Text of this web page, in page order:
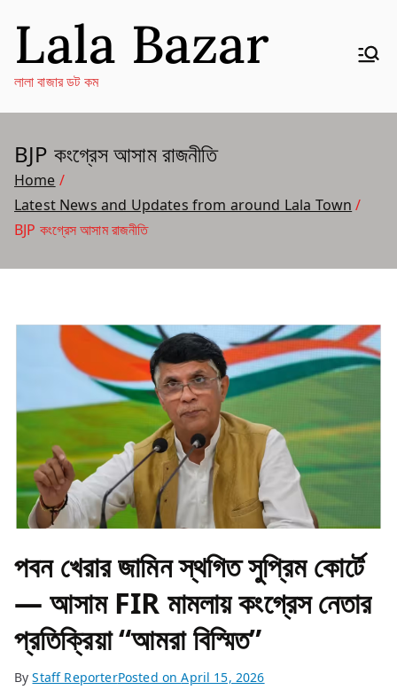
content
Lala Bazar
লালা বাজার ডট কম
BJP কংগ্রেস আসাম রাজনীতি
Home
Latest News and Updates from around Lala Town
BJP কংগ্রেস আসাম রাজনীতি
পবন খেরার জামিন স্থগিত সুপ্রিম কোর্টে
— আসাম FIR মামলায় কংগ্রেস নেতার
প্রতিক্রিয়া “আমরা বিস্মিত”
ByStaff ReporterPosted onApril 15, 2026